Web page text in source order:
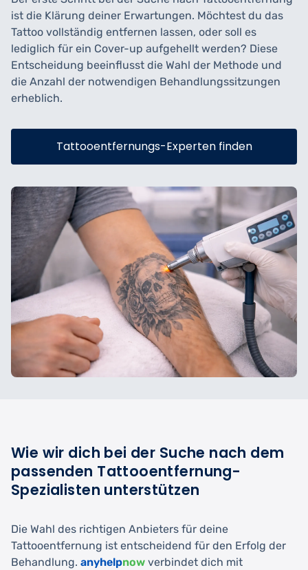
ist die Klärung deiner Erwartungen. Möchtest du das
Tattoo vollständig entfernen lassen, oder soll es
lediglich für ein Cover-up aufgehellt werden? Diese
Entscheidung beeinflusst die Wahl der Methode und
die Anzahl der notwendigen Behandlungssitzungen
erheblich.
Tattooentfernungs-Experten finden
Wie wir dich bei der Suche nach dem
passenden Tattooentfernung-
Spezialisten unterstützen
Die Wahl des richtigen Anbieters für deine
Tattooentfernung ist entscheidend für den Erfolg der
Behandlung. anyhelpnow verbindet dich mit